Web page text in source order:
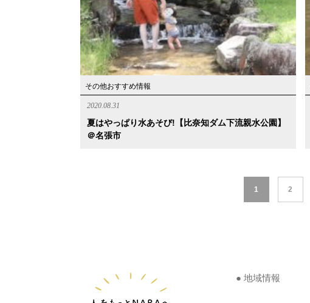
その他おすすめ情報
2020.08.31
夏はやっぱり水あそび!【比奈知ダム下流親水公園】
＠名張市
1 2
● 地域情報